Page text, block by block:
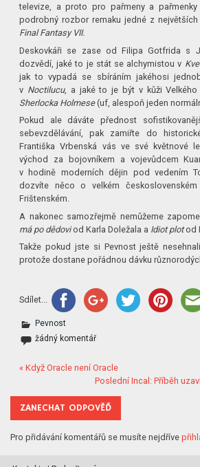
televize, a proto pro pařmeny a pařmenky
podrobný rozbor remaku jedné z
Final Fantasy VII.
Deskovkáři se zase od Filipa Gotfrida s
dozvědí, jaké to je stát se alchymistou v
jak to vypadá se sbíráním jakéhosi
v Noctilucu, a jaké to je být v kůži Velkého
Sherlocka Holmese(uf, alespoň jeden
Pokud ale dáváte přednost
sebevzdělávání, pak zamiřte do
Františka Vrbenská vás ve své květnové
východ za bojovníkem a vojevůdcem
v hodině moderních dějin pod vedením
dozvíte něco o velkém československém
Frištenském.
A nakonec samozřejmě nemůžeme
má po dědoviod Karla Doležala a Idiot plotod
Takže pokud jste si Pevnost ještě
protože dostane pořádnou dávku
Sdílet...
Pevnost
žádný komentář
« Když Oracle není Oracle
Poslední Incal: Příběh
ZANECHAT ODPOVĚĎ
Pro přidávání komentářů se musíte nejdříve